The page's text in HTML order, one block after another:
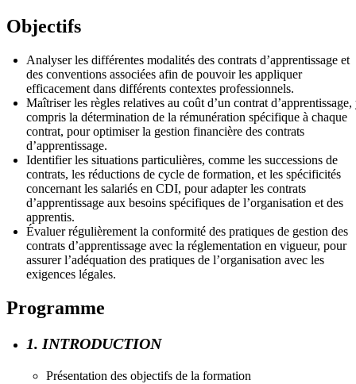
Objectifs
Analyser les différentes modalités des contrats d’apprentissage et
des conventions associées afin de pouvoir les appliquer
efficacement dans différents contextes professionnels.
Maîtriser les règles relatives au coût d’un contrat d’apprentissage,
compris la détermination de la rémunération spécifique à chaque
contrat, pour optimiser la gestion financière des contrats
d’apprentissage.
Identifier les situations particulières, comme les successions de
contrats, les réductions de cycle de formation, et les spécificités
concernant les salariés en CDI, pour adapter les contrats
d’apprentissage aux besoins spécifiques de l’organisation et des
apprentis.
Évaluer régulièrement la conformité des pratiques de gestion des
contrats d’apprentissage avec la réglementation en vigueur, pour
assurer l’adéquation des pratiques de l’organisation avec les
exigences légales.
Programme
1. INTRODUCTION
Présentation des objectifs de la formation